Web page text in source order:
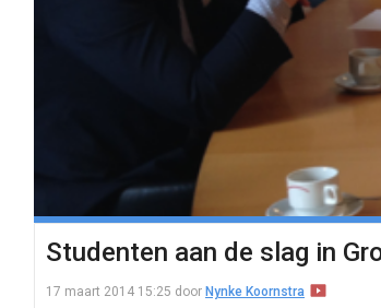
Studenten aan de slag in
17 maart 2014 15:25 door Nynke Koornstra